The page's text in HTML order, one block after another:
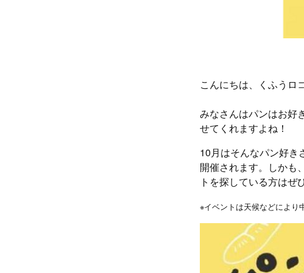
こんにちは、くふうロ
みなさんはパンはお好
せてくれますよね！
10月はそんなパン好き
開催されます。しかも
トを探している方はぜ
※イベントは天候などにより